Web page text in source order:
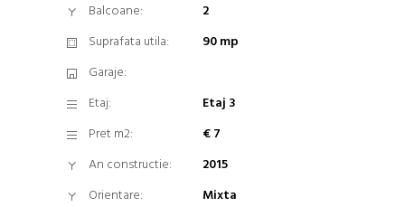
Balcoane:
2
Suprafata utila:
90 mp
Garaje:
Etaj:
Etaj 3
Pret m2:
€ 7
An constructie:
2015
Orientare:
Mixta